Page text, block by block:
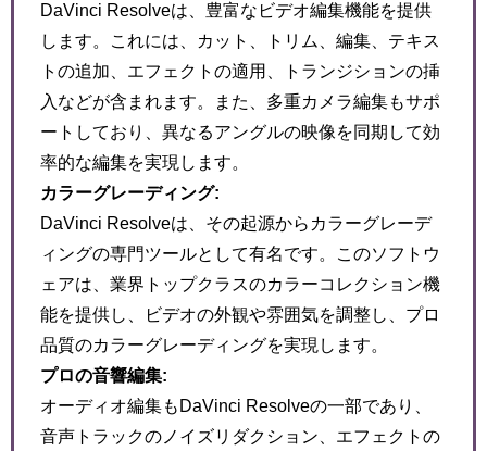
DaVinci Resolveは、豊富なビデオ編集機能を提供
します。これには、カット、トリム、編集、テキス
トの追加、エフェクトの適用、トランジションの挿
入などが含まれます。また、多重カメラ編集もサポ
ートしており、異なるアングルの映像を同期して効
率的な編集を実現します。
カラーグレーディング:
DaVinci Resolveは、その起源からカラーグレーデ
ィングの専門ツールとして有名です。このソフトウ
ェアは、業界トップクラスのカラーコレクション機
能を提供し、ビデオの外観や雰囲気を調整し、プロ
品質のカラーグレーディングを実現します。
プロの音響編集:
オーディオ編集もDaVinci Resolveの一部であり、
音声トラックのノイズリダクション、エフェクトの